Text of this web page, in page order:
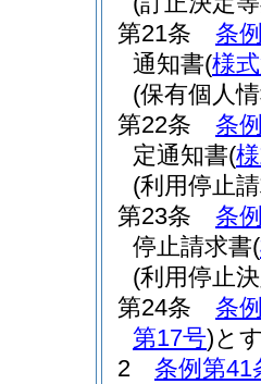
第21条
条
通知書(様
(保有個人
第22条
条
定通知書(
(利用停止
第23条
条
停止請求書(
(利用停止
第24条
条
第17号)と
2
条例第41